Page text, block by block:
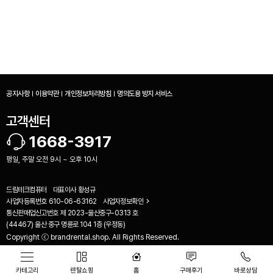
공지사항 이용약관 개인정보처리방침 명의도용 방지 서비스
고객센터
1668-3917
평일, 주말 오전 9시 ~ 오후 10시
드림테크컴퓨터 대표이사 황성규
사업자등록번호 610-06-63162
사업자정보확인
통신판매업신고번호 제 2023-울산중구-0313 호
(44467) 울산 중구 명륜로 104 1층 (우정동)
Copyright ⓒ brandrental.shop. All Rights Reserved.
카테고리 렌탈쇼핑 홈 구매후기 바로상담
비교하기(0)